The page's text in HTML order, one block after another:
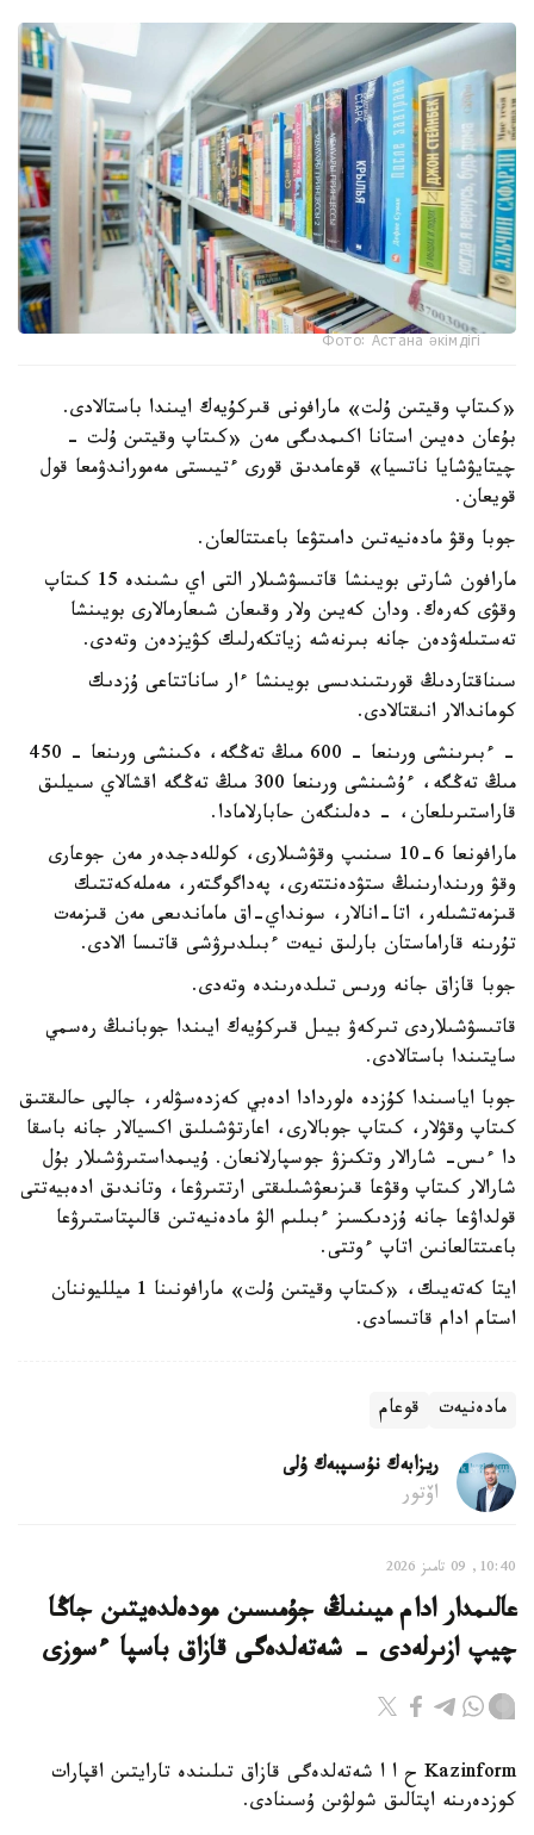
Фото: Астана әкімдігі
«كىتاپ وقيتىن ۇلت» مارافونى قىركۇيەك ايىندا باستالادى.
بۇعان دەيىن استانا اكىمدىگى مەن «كىتاپ وقيتىن ۇلت -
چيتايۋشايا ناتسيا» قوعامدىق قورى ءتيىستى مەموراندۋمعا قول
قويعان.
جوبا وقۋ مادەنيەتىن دامىتۋعا باعىتتالعان.
مارافون شارتى بويىنشا قاتىسۋشىلار التى اي ىشىندە 15 كىتاپ
وقۋى كەرەك. ودان كەيىن ولار وقىعان شىعارمالارى بويىنشا
تەستىلەۋدەن جانە بىرنەشە زياتكەرلىك كۋيزدەن وتەدى.
سىناقتاردىڭ قورىتىندىسى بويىنشا ءار ساناتتاعى ۇزدىك
كوماندالار انىقتالادى.
- ءبىرىنشى ورىنعا - 600 مىڭ تەڭگە، ەكىنشى ورىنعا - 450
مىڭ تەڭگە، ءۇشىنشى ورىنعا 300 مىڭ تەڭگە اقشالاي سىيلىق
قاراستىرىلعان، - دەلىنگەن حابارلامادا.
مارافونعا 6-10 سىنىپ وقۋشىلارى، كوللەدجدەر مەن جوعارى
وقۋ ورىندارىنىڭ ستۋدەنتتەرى، پەداگوگتەر، مەملەكەتتىك
قىزمەتشىلەر، اتا-انالار، سونداي-اق ماماندىعى مەن قىزمەت
تۇرىنە قاراماستان بارلىق نيەت ءبىلدىرۋشى قاتىسا الادى.
جوبا قازاق جانە ورىس تىلدەرىندە وتەدى.
قاتىسۋشىلاردى تىركەۋ بيىل قىركۇيەك ايىندا جوبانىڭ رەسمي
سايتىندا باستالادى.
جوبا اياسىندا كۇزدە ەلوردادا ادەبي كەزدەسۋلەر، جالپى حالىقتىق
كىتاپ وقۋلار، كىتاپ جوبالارى، اعارتۋشىلىق اكسيالار جانە باسقا
دا ءىس- شارالار وتكىزۋ جوسپارلانعان. ۇيىمداستىرۋشىلار بۇل
شارالار كىتاپ وقۋعا قىزىعۋشىلىقتى ارتتىرۋعا، وتاندىق ادەبيەتتى
قولداۋعا جانە ۇزدىكسىز ءبىلىم الۋ مادەنيەتىن قالىپتاستىرۋعا
باعىتتالعانىن اتاپ ءوتتى.
ايتا كەتەيىك، «كىتاپ وقيتىن ۇلت» مارافونىنا 1 ميلليوننان
استام ادام قاتىسادى.
مادەنيەت قوعام
ريزابەك نۇسىپبەك ۇلى
اۆتور
10:40, 09 تامىز 2026
عالىمدار ادام ميىنىڭ جۇمىسىن مودەلدەيتىن جاڭا
چيپ ازىرلەدى - شەتەلدەگى قازاق باسپا ءسوزى
Kazinform ح ا ا شەتەلدەگى قازاق تىلىندە تارايتىن اقپارات
كوزدەرىنە اپتالىق شولۋىن ۇسىنادى.